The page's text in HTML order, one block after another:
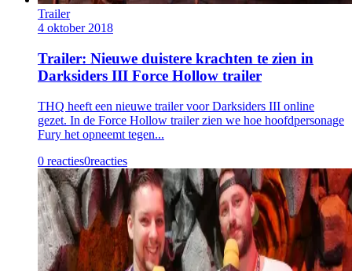
Trailer
4 oktober 2018
Trailer: Nieuwe duistere krachten te zien in
Darksiders III Force Hollow trailer
THQ heeft een nieuwe trailer voor Darksiders III online
gezet. In de Force Hollow trailer zien we hoe hoofdpersonage
Fury het opneemt tegen...
0 reacties0reacties